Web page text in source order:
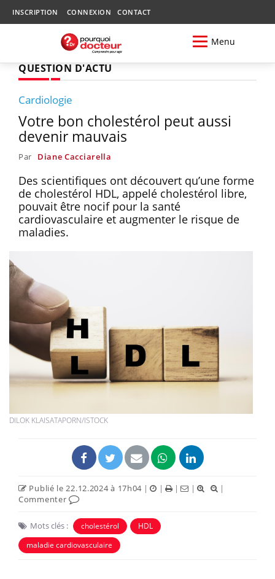
INSCRIPTION CONNEXION CONTACT
Menu
QUESTION D'ACTU
Cardiologie
Votre bon cholestérol peut aussi
devenir mauvais
Par Diane Cacciarella
Des scientifiques ont découvert qu’une forme
de cholestérol HDL, appelé cholestérol libre,
pouvait être nocif pour la santé
cardiovasculaire et augmenter le risque de
maladies.
DILOK KLAISATAPORN/ISTOCK
Publié le 22.12.2024 à 17h04 | | | |
|
Commenter
Mots clés : cholestérol
HDL
maladie cardiovasculaire